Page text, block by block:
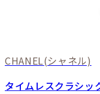
CHANEL(シャネル)
タイムレスクラシッ